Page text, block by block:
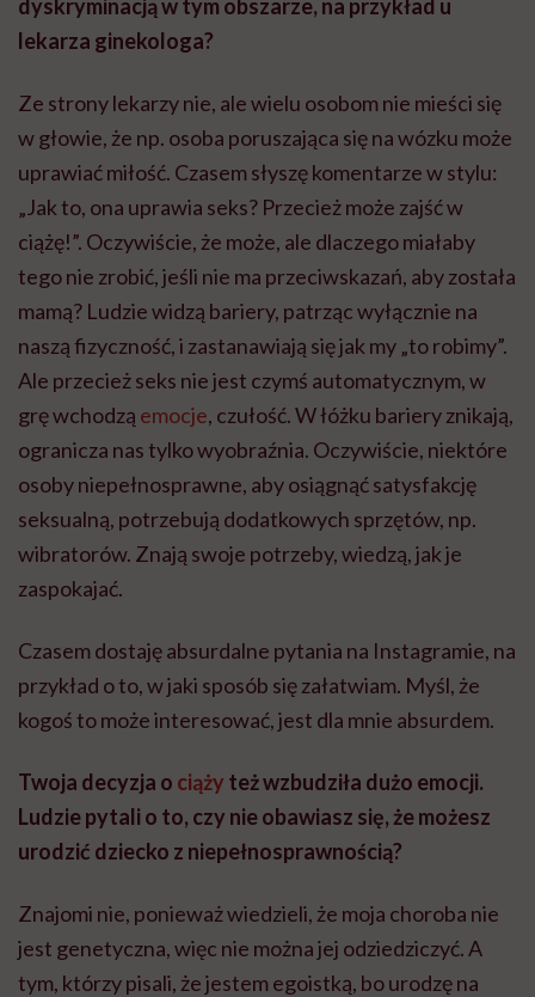
dyskryminacją w tym obszarze, na przykład u
lekarza ginekologa?
Ze strony lekarzy nie, ale wielu osobom nie mieści się
w głowie, że np. osoba poruszająca się na wózku może
uprawiać miłość. Czasem słyszę komentarze w stylu:
„Jak to, ona uprawia seks? Przecież może zajść w
ciążę!”. Oczywiście, że może, ale dlaczego miałaby
tego nie zrobić, jeśli nie ma przeciwskazań, aby została
mamą? Ludzie widzą bariery, patrząc wyłącznie na
naszą fizyczność, i zastanawiają się jak my „to robimy”.
Ale przecież seks nie jest czymś automatycznym, w
grę wchodzą emocje, czułość. W łóżku bariery znikają,
ogranicza nas tylko wyobraźnia. Oczywiście, niektóre
osoby niepełnosprawne, aby osiągnąć satysfakcję
seksualną, potrzebują dodatkowych sprzętów, np.
wibratorów. Znają swoje potrzeby, wiedzą, jak je
zaspokajać.
Czasem dostaję absurdalne pytania na Instagramie, na
przykład o to, w jaki sposób się załatwiam. Myśl, że
kogoś to może interesować, jest dla mnie absurdem.
Twoja decyzja o ciąży też wzbudziła dużo emocji.
Ludzie pytali o to, czy nie obawiasz się, że możesz
urodzić dziecko z niepełnosprawnością?
Znajomi nie, ponieważ wiedzieli, że moja choroba nie
jest genetyczna, więc nie można jej odziedziczyć. A
tym, którzy pisali, że jestem egoistką, bo urodzę na